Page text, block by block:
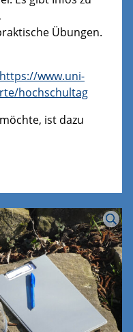
Übungen.
https://www.uni-
hochschultag
ist dazu